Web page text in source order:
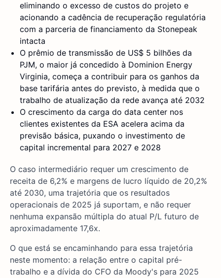
eliminando o excesso de custos do projeto e
acionando a cadência de recuperação regulatória
com a parceria de financiamento da Stonepeak
intacta
O prêmio de transmissão de US$ 5 bilhões da
PJM, o maior já concedido à Dominion Energy
Virginia, começa a contribuir para os ganhos da
base tarifária antes do previsto, à medida que o
trabalho de atualização da rede avança até 2032
O crescimento da carga do data center nos
clientes existentes da ESA acelera acima da
previsão básica, puxando o investimento de
capital incremental para 2027 e 2028
O caso intermediário requer um crescimento de
receita de 6,2% e margens de lucro líquido de 20,2%
até 2030, uma trajetória que os resultados
operacionais de 2025 já suportam, e não requer
nenhuma expansão múltipla do atual P/L futuro de
aproximadamente 17,6x.
O que está se encaminhando para essa trajetória
neste momento: a relação entre o capital pré-
trabalho e a dívida do CFO da Moody's para 2025